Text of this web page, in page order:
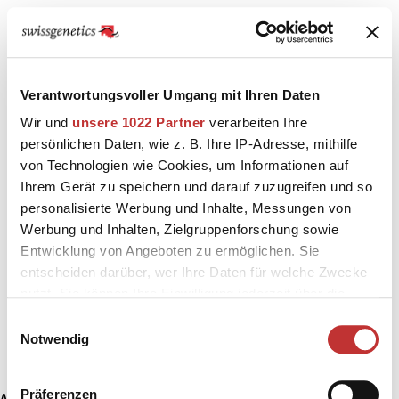
Verantwortungsvoller Umgang mit Ihren Daten
Wir und unsere 1022 Partner verarbeiten Ihre
persönlichen Daten, wie z. B. Ihre IP-Adresse, mithilfe
von Technologien wie Cookies, um Informationen auf
Ihrem Gerät zu speichern und darauf zuzugreifen und so
personalisierte Werbung und Inhalte, Messungen von
Werbung und Inhalten, Zielgruppenforschung sowie
Entwicklung von Angeboten zu ermöglichen. Sie
entscheiden darüber, wer Ihre Daten für welche Zwecke
Trigger Symbol ändern oder widerrufen
Notwendig
Präferenzen